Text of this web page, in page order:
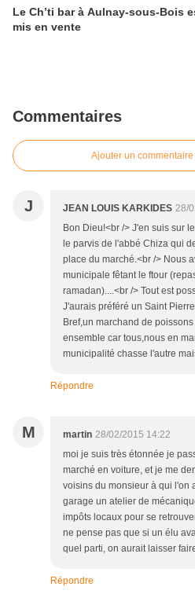
Le Ch’ti bar à Aulnay-sous-Bois
mis en vente
Commentaires
Ajouter un commentaire
J JEAN LOUIS KARKIDES 28/
Bon Dieu!<br /> J'en suis sur
le parvis de l'abbé Chiza qui
place du marché.<br /> Nous
municipale fêtant le ftour
ramadan)....<br /> Tout est
J'aurais préféré un Saint
Bref,un marchand de
ensemble car tous,nous en
municipalité chasse l'autre
Répondre
M martin 28/02/2015 14:22
moi je suis très étonnée je
marché en voiture, et je me
voisins du monsieur à qui l'on
garage un atelier de
impôts locaux pour se
ne pense pas que si un élu
quel parti, on aurait laisser
Répondre